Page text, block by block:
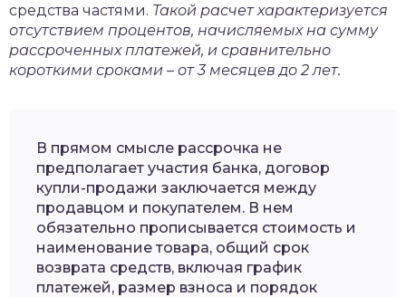
средства частями. Такой расчет характеризуется
отсутствием процентов, начисляемых на сумму
рассроченных платежей, и сравнительно
короткими сроками – от 3 месяцев до 2 лет.
В прямом смысле рассрочка не
предполагает участия банка, договор
купли-продажи заключается между
продавцом и покупателем. В нем
обязательно прописывается стоимость и
наименование товара, общий срок
возврата средств, включая график
платежей, размер взноса и порядок